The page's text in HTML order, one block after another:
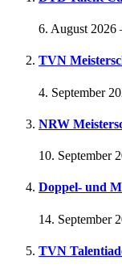
6. August 2026
TVN
4. September
NRW
10. September
Doppel- und
14. September
TVN